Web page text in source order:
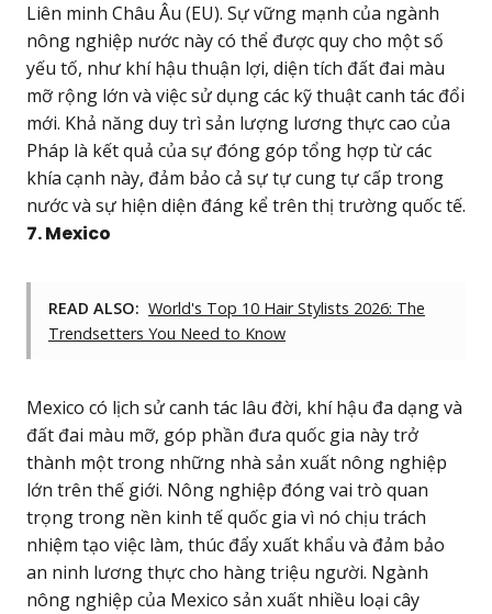
Liên minh Châu Âu (EU). Sự vững mạnh của ngành
nông nghiệp nước này có thể được quy cho một số
yếu tố, như khí hậu thuận lợi, diện tích đất đai màu
mỡ rộng lớn và việc sử dụng các kỹ thuật canh tác đổi
mới. Khả năng duy trì sản lượng lương thực cao của
Pháp là kết quả của sự đóng góp tổng hợp từ các
khía cạnh này, đảm bảo cả sự tự cung tự cấp trong
nước và sự hiện diện đáng kể trên thị trường quốc tế.
7. Mexico
READ ALSO: World's Top 10 Hair Stylists 2026: The
Trendsetters You Need to Know
Mexico có lịch sử canh tác lâu đời, khí hậu đa dạng và
đất đai màu mỡ, góp phần đưa quốc gia này trở
thành một trong những nhà sản xuất nông nghiệp
lớn trên thế giới. Nông nghiệp đóng vai trò quan
trọng trong nền kinh tế quốc gia vì nó chịu trách
nhiệm tạo việc làm, thúc đẩy xuất khẩu và đảm bảo
an ninh lương thực cho hàng triệu người. Ngành
nông nghiệp của Mexico sản xuất nhiều loại cây